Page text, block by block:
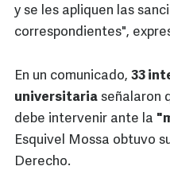
y se les apliquen las
correspondientes",
En un comunicado, 33
universitaria señalaron
debe intervenir ante la
Esquivel Mossa obtuvo
Derecho.